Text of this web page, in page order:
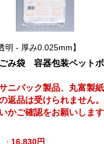
明 - 厚み0.025mm
み袋 容器包装ペットボ
ニパック製品、丸富製
返品は受けられません
かご確認をお願いします
： 16,830円